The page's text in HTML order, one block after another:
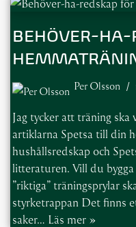
BEHÖVER-HA-
Per Olsson
Jag tycker att träning
artiklarna Spetsa till din
hushållsredskap och
litteraturen. Vill du
”riktiga” träningsprylar
styrketrappan Det finns
saker… Läs mer »